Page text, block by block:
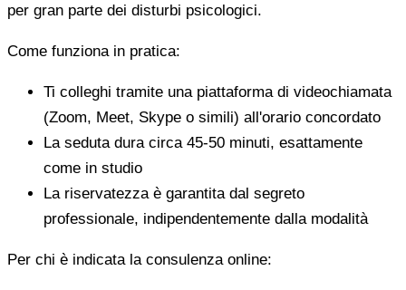
per gran parte dei disturbi psicologici.
Come funziona in pratica:
Ti colleghi tramite una piattaforma di videochiamata
(Zoom, Meet, Skype o simili) all'orario concordato
La seduta dura circa 45-50 minuti, esattamente
come in studio
La riservatezza è garantita dal segreto
professionale, indipendentemente dalla modalità
Per chi è indicata la consulenza online: